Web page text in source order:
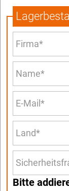
Bitte